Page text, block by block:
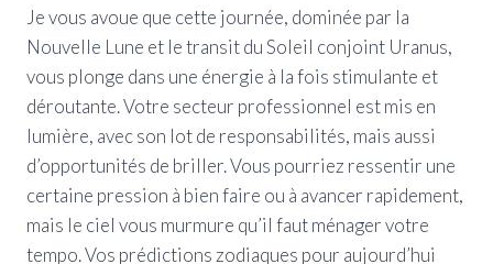
Je vous avoue que cette journée, dominée par la
Nouvelle Lune et le transit du Soleil conjoint Uranus,
vous plonge dans une énergie à la fois stimulante et
déroutante. Votre secteur professionnel est mis en
lumière, avec son lot de responsabilités, mais aussi
d’opportunités de briller. Vous pourriez ressentir une
certaine pression à bien faire ou à avancer rapidement,
mais le ciel vous murmure qu’il faut ménager votre
tempo. Vos prédictions zodiaques pour aujourd’hui